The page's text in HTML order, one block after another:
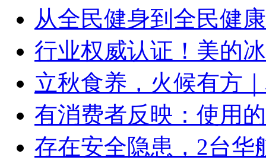
从全民健身到全民健
行业权威认证！美的
立秋食养，火候有方
有消费者反映：使用
存在安全隐患，2台华